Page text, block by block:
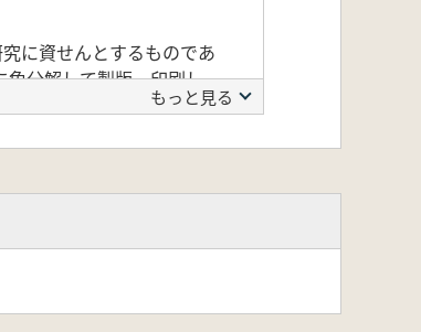
に資せんとするものであ
色分解して製版、印刷し
もっと見る